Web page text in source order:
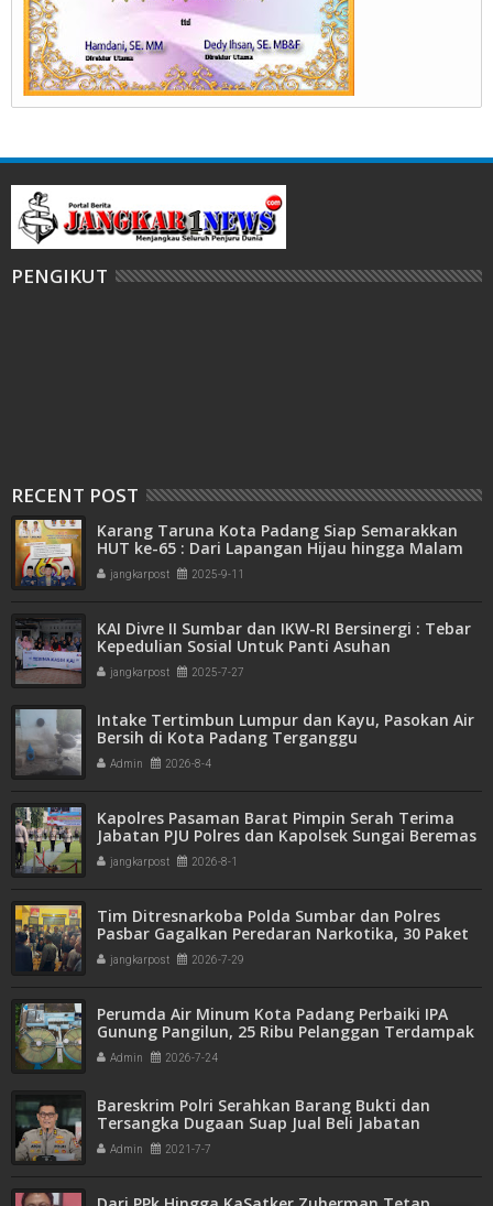
PENGIKUT
RECENT POST
Karang Taruna Kota Padang Siap Semarakkan
HUT ke-65 : Dari Lapangan Hijau hingga Malam
Kebersamaan
jangkarpost 2025-9-11
KAI Divre II Sumbar dan IKW-RI Bersinergi : Tebar
Kepedulian Sosial Untuk Panti Asuhan
jangkarpost 2025-7-27
Intake Tertimbun Lumpur dan Kayu, Pasokan Air
Bersih di Kota Padang Terganggu
Admin 2026-8-4
Kapolres Pasaman Barat Pimpin Serah Terima
Jabatan PJU Polres dan Kapolsek Sungai Beremas
jangkarpost 2026-8-1
Tim Ditresnarkoba Polda Sumbar dan Polres
Pasbar Gagalkan Peredaran Narkotika, 30 Paket
Ganja Kering Siap Edar Disita
jangkarpost 2026-7-29
Perumda Air Minum Kota Padang Perbaiki IPA
Gunung Pangilun, 25 Ribu Pelanggan Terdampak
Penyesuaian
Admin 2026-7-24
Bareskrim Polri Serahkan Barang Bukti dan
Tersangka Dugaan Suap Jual Beli Jabatan
Admin 2021-7-7